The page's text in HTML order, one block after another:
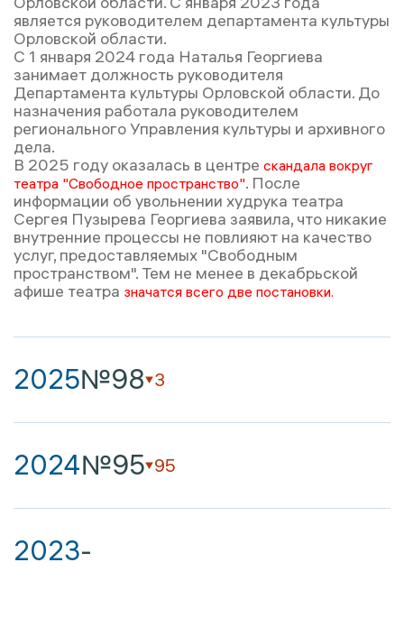
является руководителем департамента культуры
Орловской области.
С 1 января 2024 года Наталья Георгиева
занимает должность руководителя
Департамента культуры Орловской области. До
назначения работала руководителем
регионального Управления культуры и архивного
дела.
В 2025 году оказалась в центре скандала вокруг
театра "Свободное пространство". После
информации об увольнении худрука театра
Сергея Пузырева Георгиева заявила, что никакие
внутренние процессы не повлияют на качество
услуг, предоставляемых "Свободным
пространством". Тем не менее в декабрьской
афише театра значатся всего две постановки.
2025№98 3
2024№95 95
2023-